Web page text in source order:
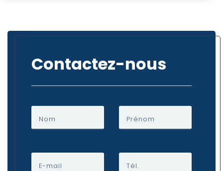
Contactez-nous
Nom Prénom
E-mail Tél.